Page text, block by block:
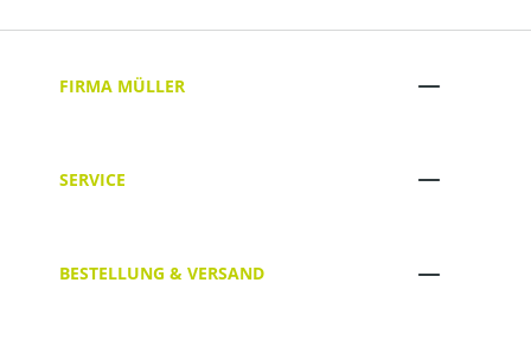
FIRMA MÜLLER
SERVICE
BESTELLUNG & VERSAND